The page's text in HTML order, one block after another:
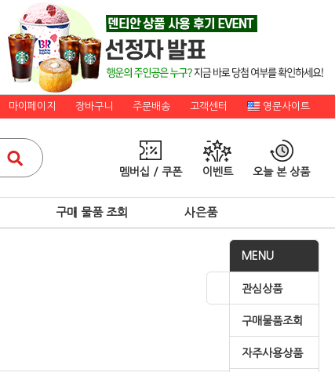
마이페이지 장바구니 주문배송 고객센터 영문사이트
멤버십 / 쿠폰 이벤트 오늘 본 상품
구매 물품 조회 사은품
MENU
관심상품
구매물품조회
자주사용상품